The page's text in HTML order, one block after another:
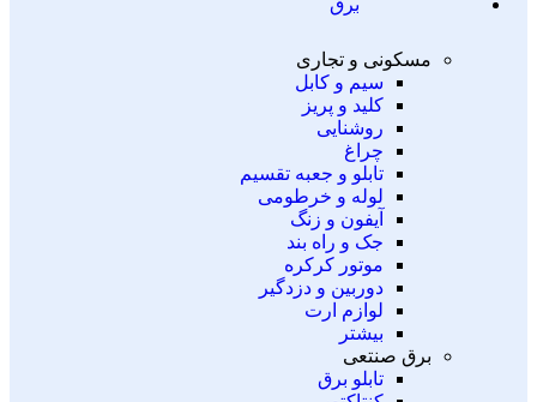
برق
مسکونی و تجاری
سیم و کابل
کلید و پریز
روشنایی
چراغ
تابلو و جعبه تقسیم
لوله و خرطومی
آیفون و زنگ
جک و راه بند
موتور کرکره
دوربین و دزدگیر
لوازم ارت
بیشتر
برق صنتعی
تابلو برق